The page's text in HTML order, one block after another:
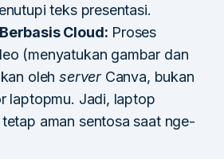
teks presentasi.
Cloud: Proses
(menyatukan gambar dan
olehserverCanva, bukan
laptopmu. Jadi, laptop
aman sentosa saat nge-